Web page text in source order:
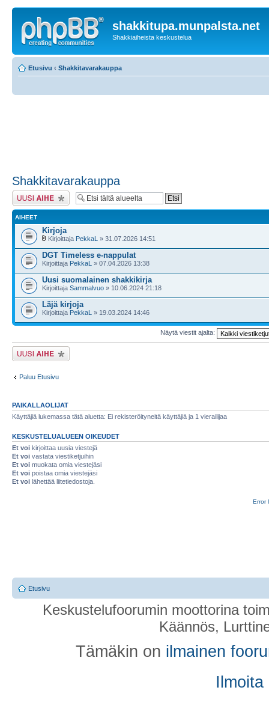
shakkitupa.munpalsta.net
Shakkiaiheista keskustelua
Etusivu ‹ Shakkitavarakauppa
Shakkitavarakauppa
Lähetä uusi viesti
AIHEET
Kirjoja
Kirjoittaja PekkaL » 31.07.2026 14:51
DGT Timeless e-nappulat
Kirjoittaja PekkaL » 07.04.2026 13:38
Uusi suomalainen shakkikirja
Kirjoittaja Sammalvuo » 10.06.2024 21:18
Läjä kirjoja
Kirjoittaja PekkaL » 19.03.2024 14:46
Näytä viestit ajalta:
Lähetä uusi viesti
Paluu Etusivu
PAIKALLAOLIJAT
Käyttäjiä lukemassa tätä aluetta: Ei rekisteröityneitä käyttäjiä ja 1 vierailijaa
KESKUSTELUALUEEN OIKEUDET
Et voi kirjoittaa uusia viestejä
Et voi vastata viestiketjuihin
Et voi muokata omia viestejäsi
Et voi poistaa omia viestejäsi
Et voi lähettää liitetiedostoja.
Error
Etusivu
Keskustelufoorumin moottorina
Käännös,
Tämäkin on ilmainen